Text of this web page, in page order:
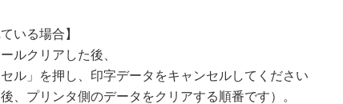
いる場合】
ルクリアした後、
ル」を押し、印字データをキャンセルしてください
、プリンタ側のデータをクリアする順番です）。